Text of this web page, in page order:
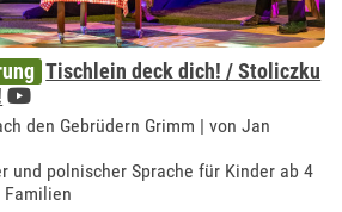
Tischlein deck dich! / Stoliczku
den Gebrüdern Grimm | von Jan
und polnischer Sprache für Kinder ab 4